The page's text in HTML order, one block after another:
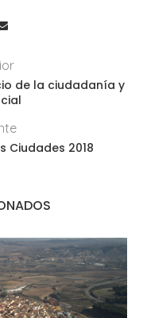
de la ciudadanía y
Ciudades 2018